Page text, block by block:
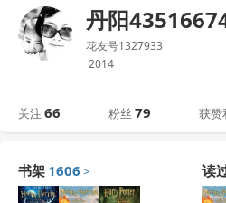
丹阳
花友号1327933
2014
关注 66 粉丝 79 获赞
书架 1606 > 读